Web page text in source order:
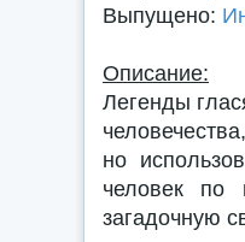
Выпущено:
Описание:
Легенды
но
человек по
загадочную